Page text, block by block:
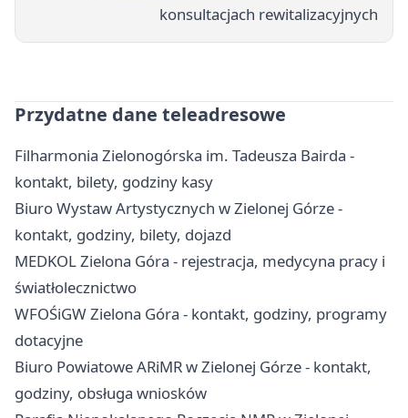
konsultacjach rewitalizacyjnych
Przydatne dane teleadresowe
Filharmonia Zielonogórska im. Tadeusza Bairda -
kontakt, bilety, godziny kasy
Biuro Wystaw Artystycznych w Zielonej Górze -
kontakt, godziny, bilety, dojazd
MEDKOL Zielona Góra - rejestracja, medycyna pracy i
światłolecznictwo
WFOŚiGW Zielona Góra - kontakt, godziny, programy
dotacyjne
Biuro Powiatowe ARiMR w Zielonej Górze - kontakt,
godziny, obsługa wniosków